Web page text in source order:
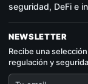
seguridad, DeFi e
NEWSLETTER
Recibe una
regulación y